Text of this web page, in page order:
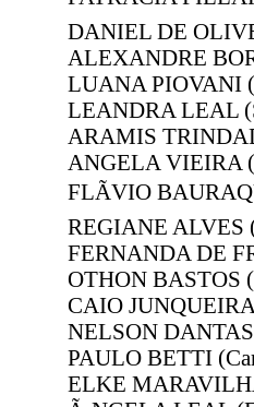
DANIEL DE
ALEXANDRE
LUANA PIOVANI
LEANDRA LEAL
ARAMIS
ANGELA VIEIRA
FLÃVIO
REGIANE ALVES
FERNANDA DE
OTHON BASTOS
CAIO
NELSON
PAULO BETTI
ELKE